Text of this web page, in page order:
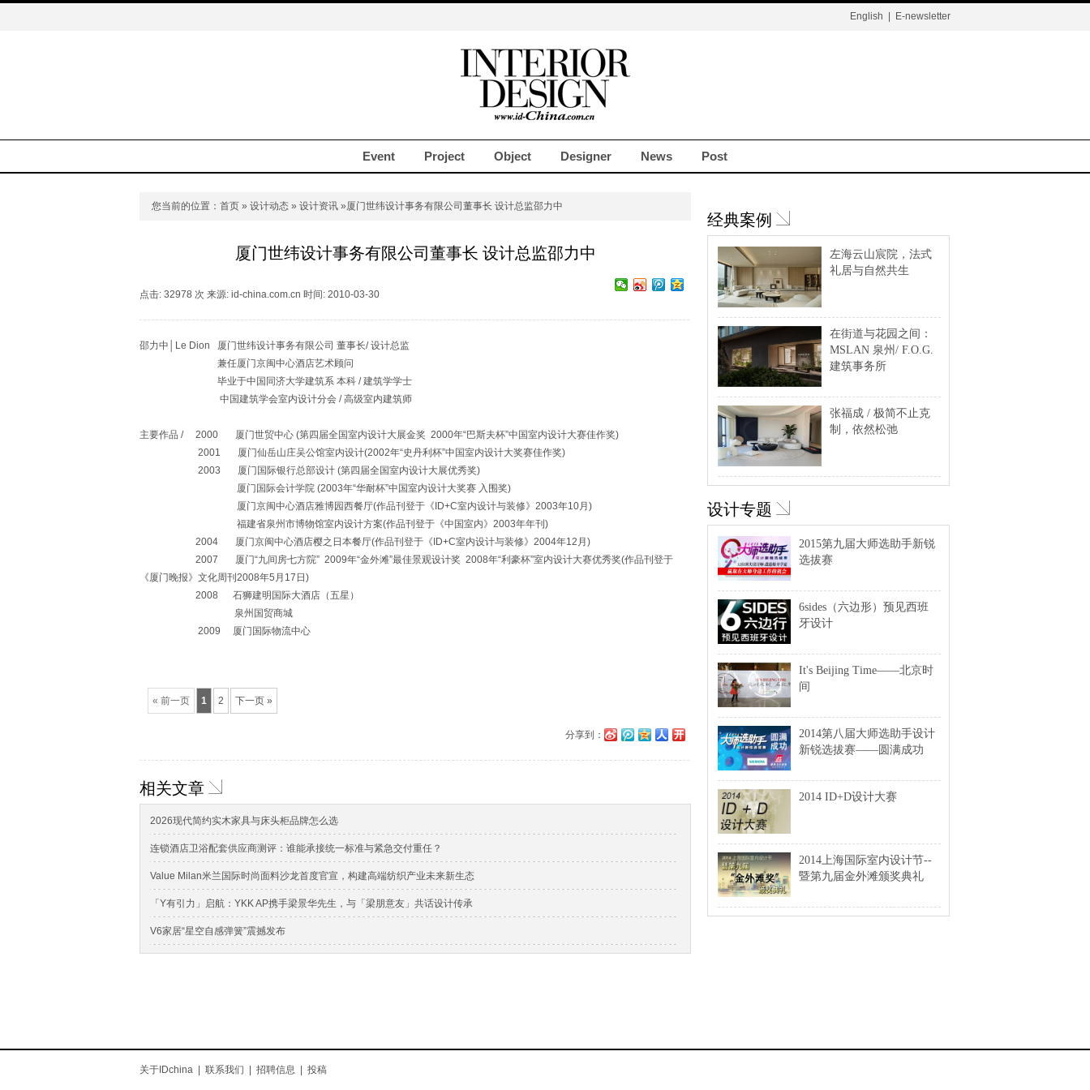
English E-newsletter
Event Project Object Designer News Post
您当前的位置： 首页 » 设计动态 » 设计资讯 »厦门世纬设计事务有限公司董事长 设计总监邵力中
厦门世纬设计事务有限公司董事长 设计总监邵力中
点击: 32978 次 来源: id-china.com.cn 时间: 2010-03-30
邵力中│Le Dion 厦门世纬设计事务有限公司 董事长/ 设计总监
兼任厦门京闽中心酒店艺术顾问
毕业于中国同济大学建筑系 本科 / 建筑学学士
中国建筑学会室内设计分会 / 高级室内建筑师
主要作品 / 2000 厦门世贸中心 (第四届全国室内设计大展金奖 2000年“巴斯夫杯”中国室内设计大赛佳作奖)
2001 厦门仙岳山庄吴公馆室内设计(2002年“史丹利杯”中国室内设计大奖赛佳作奖)
2003 厦门国际银行总部设计 (第四届全国室内设计大展优秀奖)
厦门国际会计学院 (2003年“华耐杯”中国室内设计大奖赛 入围奖)
厦门京闽中心酒店雅博园西餐厅(作品刊登于《ID+C室内设计与装修》2003年10月)
福建省泉州市博物馆室内设计方案(作品刊登于《中国室内》2003年年刊)
2004 厦门京闽中心酒店樱之日本餐厅(作品刊登于《ID+C室内设计与装修》2004年12月)
2007 厦门“九间房七方院” 2009年“金外滩”最佳景观设计奖 2008年“利豪杯”室内设计大赛优秀奖(作品刊登于
《厦门晚报》文化周刊2008年5月17日)
2008 石狮建明国际大酒店（五星）
泉州国贸商城
2009 厦门国际物流中心
« 前一页 1 2 下一页 »
分享到：
相关文章
2026现代简约实木家具与床头柜品牌怎么选
连锁酒店卫浴配套供应商测评：谁能承接统一标准与紧急交付重任？
Value Milan米兰国际时尚面料沙龙首度官宣，构建高端纺织产业未来新生态
「Y有引力」启航：YKK AP携手梁景华先生，与「梁朋意友」共话设计传承
V6家居“星空自感弹簧”震撼发布
经典案例
左海云山宸院，法式
礼居与自然共生
在街道与花园之间：
MSLAN 泉州/ F.O.G.
建筑事务所
张福成 / 极简不止克
制，依然松弛
设计专题
2015第九届大师选助手新锐
选拔赛
6sides（六边形）预见西班
牙设计
It's Beijing Time——北京时
间
2014第八届大师选助手设计
新锐选拔赛——圆满成功
2014 ID+D设计大赛
2014上海国际室内设计节--
暨第九届金外滩颁奖典礼
关于IDchina 联系我们 招聘信息 投稿